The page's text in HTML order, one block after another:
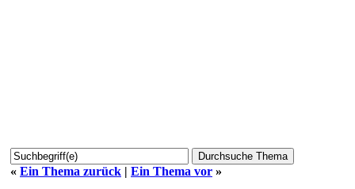
« Ein Thema zurück | Ein Thema vor »